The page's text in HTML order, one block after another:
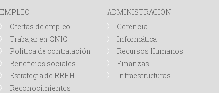
EMPLEO
Ofertas de empleo
Trabajar en CNIC
Política de contratación
Beneficios sociales
Estrategia de RRHH
Reconocimientos
ADMINISTRACIÓN
Gerencia
Informática
Recursos Humanos
Finanzas
Infraestructuras